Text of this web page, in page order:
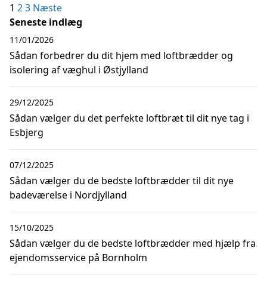
Indlægsinddeling
1 23 Næste
Seneste indlæg
Sådan forbedrer du dit hjem med loftbrædder og
isolering af væghul i Østjylland
11/01/2026
Sådan vælger du det perfekte loftbræt til dit nye tag i
Esbjerg
29/12/2025
Sådan vælger du de bedste loftbrædder til dit nye
badeværelse i Nordjylland
07/12/2025
Sådan vælger du de bedste loftbrædder med hjælp fra
ejendomsservice på Bornholm
15/10/2025